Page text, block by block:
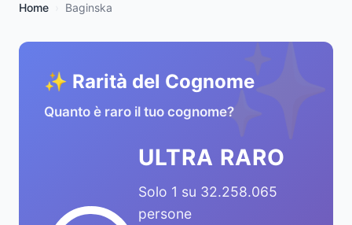
Home Baginska
✨
✨ Rarità del Cognome
Quanto è raro il tuo cognome?
ULTRA RARO
Solo 1 su 32.258.065
persone